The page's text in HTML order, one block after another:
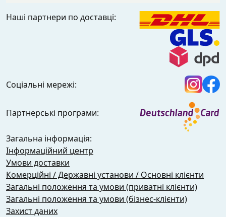
Наші партнери по доставці:
Соціальні мережі:
Партнерські програми:
Загальна інформація:
Інформаційний центр
Умови доставки
Комерційні / Державні установи / Основні клієнти
Загальні положення та умови (приватні клієнти)
Загальні положення та умови (бізнес-клієнти)
Захист даних